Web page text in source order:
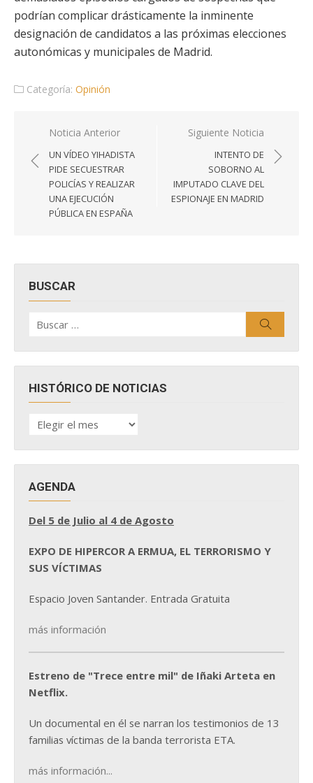
podrían complicar drásticamente la inminente
designación de candidatos a las próximas elecciones
autonómicas y municipales de Madrid.
Categoría: Opinión
Navegación
de
entradas
Noticia Anterior
UN VÍDEO YIHADISTA
PIDE SECUESTRAR
POLICÍAS Y REALIZAR
UNA EJECUCIÓN
PÚBLICA EN ESPAÑA
Siguiente Noticia
INTENTO DE
SOBORNO AL
IMPUTADO CLAVE DEL
ESPIONAJE EN MADRID
BUSCAR
por:
HISTÓRICO DE NOTICIAS
HISTÓRICO
DE
AGENDA
Del 5 de Julio al 4 de Agosto
EXPO DE HIPERCOR A ERMUA, EL TERRORISMO Y
SUS VÍCTIMAS
Espacio Joven Santander. Entrada Gratuita
más información
Estreno de "Trece entre mil" de Iñaki Arteta en
Netflix.
Un documental en él se narran los testimonios de 13
familias víctimas de la banda terrorista ETA.
más información...